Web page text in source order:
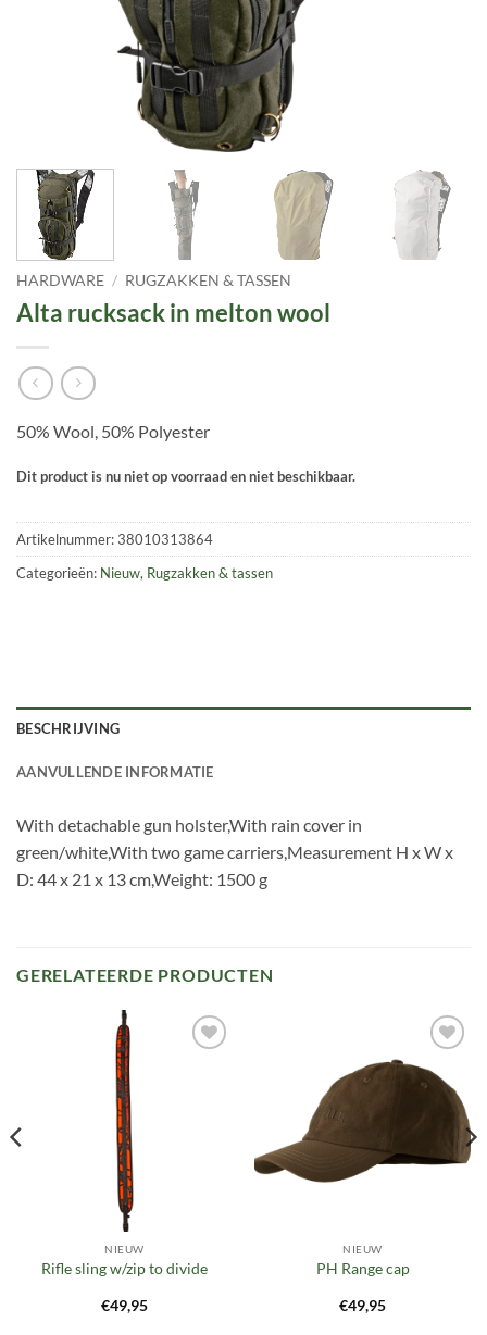
HARDWARE / RUGZAKKEN & TASSEN
Alta rucksack in melton wool
50% Wool, 50% Polyester
Dit product is nu niet op voorraad en niet beschikbaar.
Artikelnummer:38010313864
Categorieën: Nieuw, Rugzakken & tassen
BESCHRIJVING
AANVULLENDE INFORMATIE
With detachable gun holster,With rain cover in
green/white,With two game carriers,Measurement H x W x
D: 44 x 21 x 13 cm,Weight: 1500 g
GERELATEERDE PRODUCTEN
NIEUW
Rifle sling w/zip to divide
€49,95
Toevoegen
aan
verlanglijst
NIEUW
PH Range cap
€49,95